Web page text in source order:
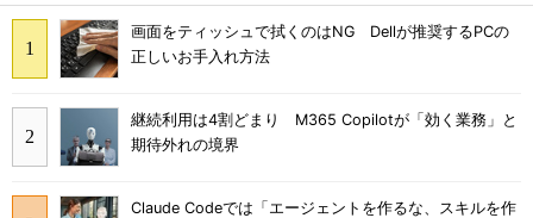
画面をティッシュで拭くのはNG Dellが推奨するPCの
正しいお手入れ方法
継続利用は4割どまり M365 Copilotが「効く業務」と
期待外れの境界
Claude Codeでは「エージェントを作るな、スキルを作